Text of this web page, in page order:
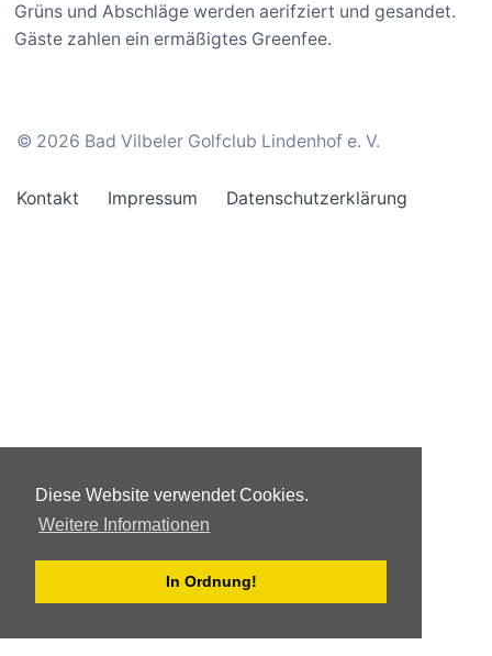
Diese Website verwendet Cookies.
Weitere Informationen
In Ordnung!
Grüns und Abschläge werden aerifziert und gesandet.
Gäste zahlen ein ermäßigtes Greenfee.
© 2026 Bad Vilbeler Golfclub Lindenhof e. V.
Kontakt Impressum Datenschutzerklärung